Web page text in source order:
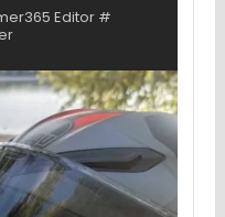
Editor #